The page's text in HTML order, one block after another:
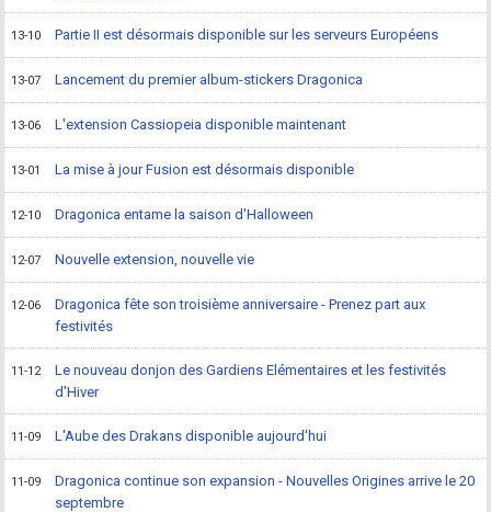
13-10 Partie II est désormais disponible sur les serveurs Européens
13-07 Lancement du premier album-stickers Dragonica
13-06 L'extension Cassiopeia disponible maintenant
13-01 La mise à jour Fusion est désormais disponible
12-10 Dragonica entame la saison d'Halloween
12-07 Nouvelle extension, nouvelle vie
12-06
Dragonica fête son troisième anniversaire - Prenez part aux
festivités
11-12
Le nouveau donjon des Gardiens Elémentaires et les festivités
d'Hiver
11-09 L'Aube des Drakans disponible aujourd'hui
11-09
Dragonica continue son expansion - Nouvelles Origines arrive le 20
septembre